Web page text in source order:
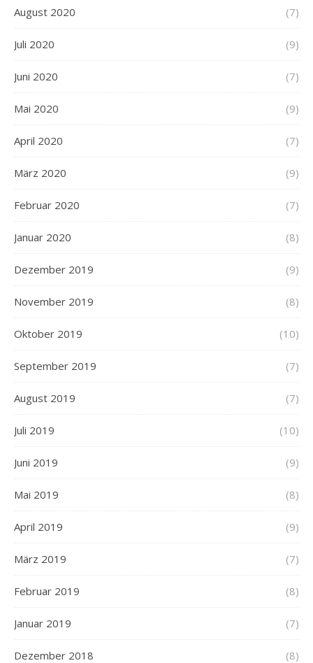
August 2020 (7)
Juli 2020 (9)
Juni 2020 (7)
Mai 2020 (9)
April 2020 (7)
März 2020 (9)
Februar 2020 (7)
Januar 2020 (8)
Dezember 2019 (9)
November 2019 (8)
Oktober 2019 (10)
September 2019 (7)
August 2019 (7)
Juli 2019 (10)
Juni 2019 (9)
Mai 2019 (8)
April 2019 (9)
März 2019 (7)
Februar 2019 (8)
Januar 2019 (7)
Dezember 2018 (8)